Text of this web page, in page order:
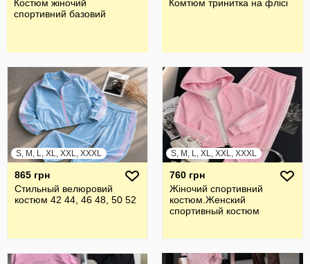
Костюм жіночий
спортивний базовий
Комтюм тринитка на флісі
S, M, L, XL, XXL, XXXL
865 грн
Стильный велюровий
костюм 42 44, 46 48, 50 52
S, M, L, XL, XXL, XXXL
760 грн
Жiночий спортивний
костюм.Женский
спортивный костюм